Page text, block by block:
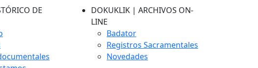
DE
DOKUKLIK | ARCHIVOS ON-
LINE
Badator
Registros Sacramentales
Novedades